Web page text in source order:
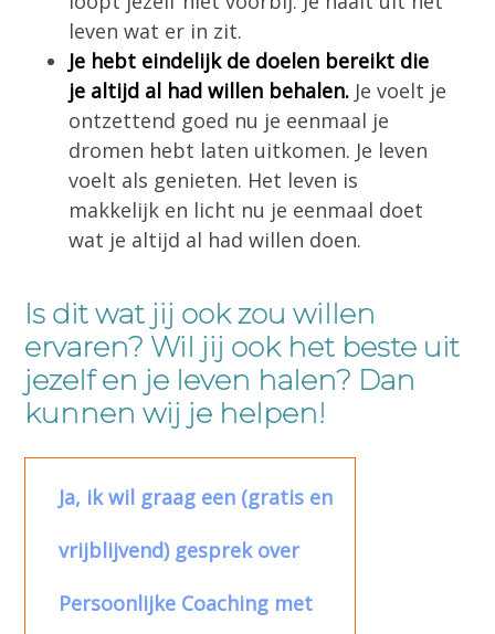
leven wat er in zit.
Je hebt eindelijk de doelen bereikt die
je altijd al had willen behalen. Je voelt je
ontzettend goed nu je eenmaal je
dromen hebt laten uitkomen. Je leven
voelt als genieten. Het leven is
makkelijk en licht nu je eenmaal doet
wat je altijd al had willen doen.
Is dit wat jij ook zou willen
ervaren? Wil jij ook het beste uit
jezelf en je leven halen? Dan
kunnen wij je helpen!
Ja, ik wil graag een (gratis en
vrijblijvend) gesprek over
Persoonlijke Coaching met